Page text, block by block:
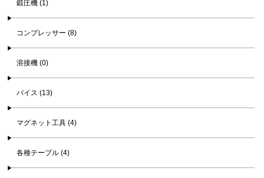
鍛圧機 (1)
コンプレッサー (8)
溶接機 (0)
バイス (13)
マグネット工具 (4)
各種テーブル (4)